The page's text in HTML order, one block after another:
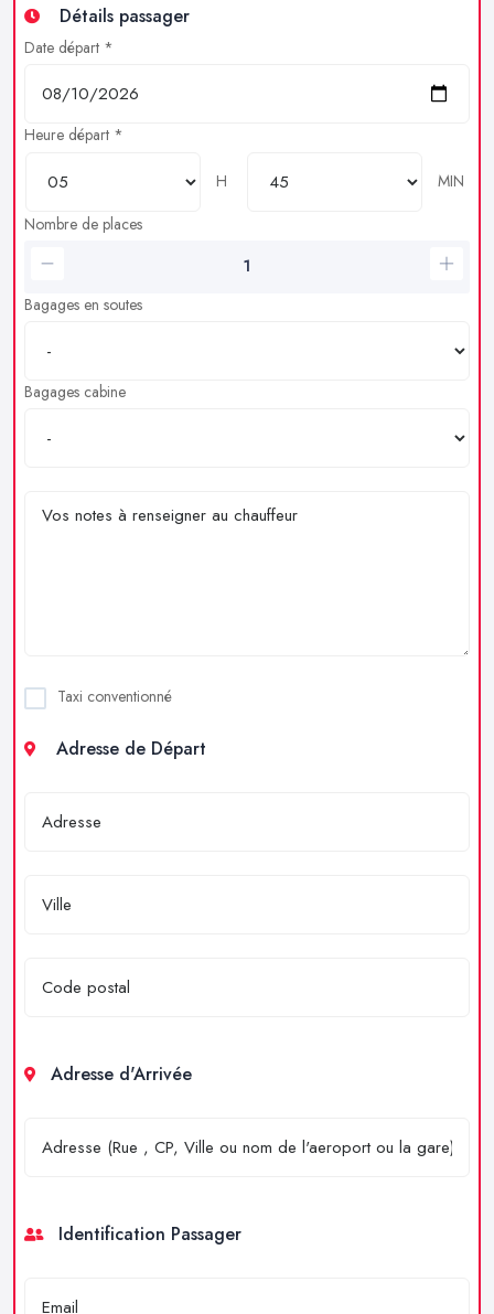
Détails passager
Date départ *
Heure départ *
H
MIN
Nombre de places
Bagages en soutes
Bagages cabine
Taxi conventionné
Adresse de Départ
Adresse d'Arrivée
Identification Passager